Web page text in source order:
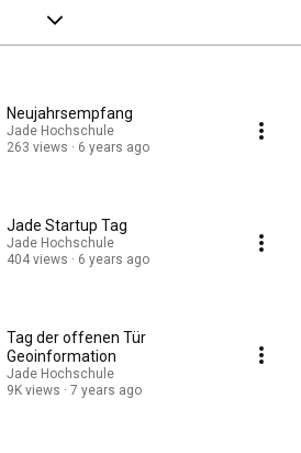
Neujahrsempfang
Jade Hochschule
263 views
6 years ago
Jade Startup Tag
Jade Hochschule
404 views
6 years ago
Tag der offenen Tür
Geoinformation
Jade Hochschule
9K views
7 years ago